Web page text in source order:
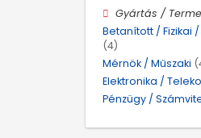
Gyártás /
Betanított / Fizikai
(4)
Mérnök / Műszaki
Elektronika /
Pénzügy /